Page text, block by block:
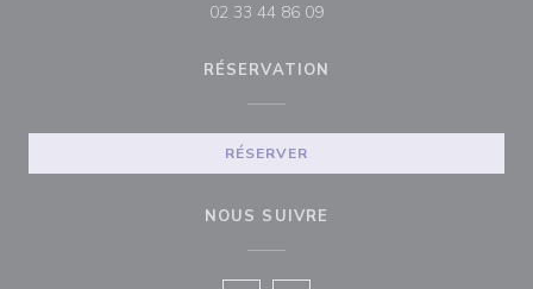
02 33 44 86 09
RÉSERVATION
RÉSERVER
NOUS SUIVRE